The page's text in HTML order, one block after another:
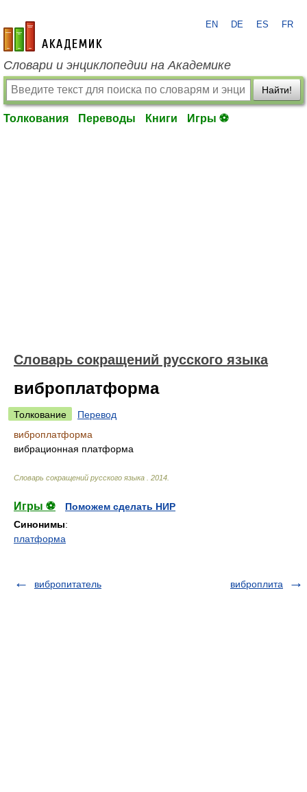
academic.ru
EN DE ES FR
Словари и энциклопедии на Академике
Найти!
Толкования Переводы Книги Игры ⚽
Словарь сокращений русского языка
виброплатформа
Толкование
Перевод
виброплатформа
вибрационная платформа
Словарь сокращений русского языка 2014
Игры ⚽
Поможем сделать НИР
Синонимы:
платформа
вибропитатель виброплита